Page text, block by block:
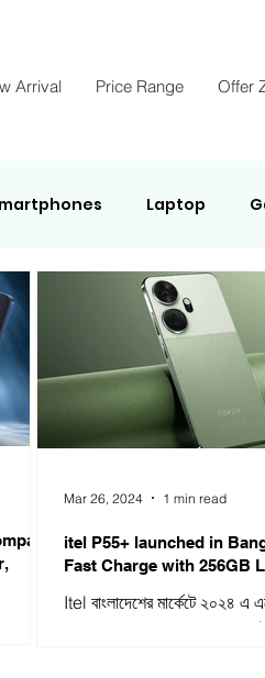
Arrival Price Range Offer
Laptop
NEWS
itel P55+ launched in
Fast Charge with 256GB
Itel বাংলাদেশের মার্কেটে ২০২৪ এ
দেখাচ্ছে। কম দামে ভালো মানের
Mar 26, 2024 1 min read